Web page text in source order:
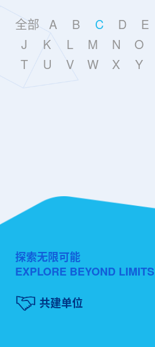
全部 A B C D E
J
K L M N O
T
U V W X Y
探索无限可能
EXPLORE BEYOND LIMITS
共建单位